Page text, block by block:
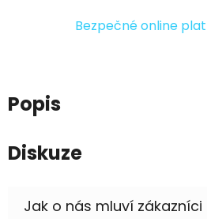
Bezpečné online
Popis
Diskuze